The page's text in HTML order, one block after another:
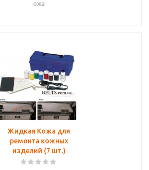
ожа
Жидкая Кожа для
ремонта кожных
изделий (7 шт.)